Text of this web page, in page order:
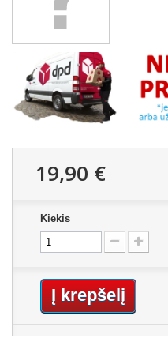
19,90 €
Kiekis
Į krepšelį